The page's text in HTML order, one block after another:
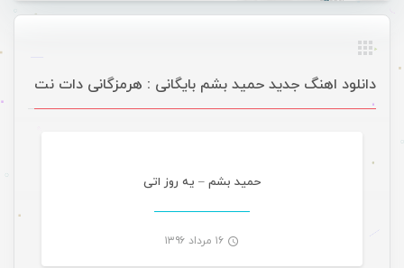
دانلود اهنگ جدید حمید بشم بایگانی : هرمزگانی دات نت
حمید بشم – یه روز اتی
۱۶ مرداد ۱۳۹۶